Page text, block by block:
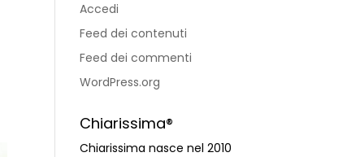
Accedi
Feed dei contenuti
Feed dei commenti
WordPress.org
Chiarissima®
Chiarissima nasce nel 2010